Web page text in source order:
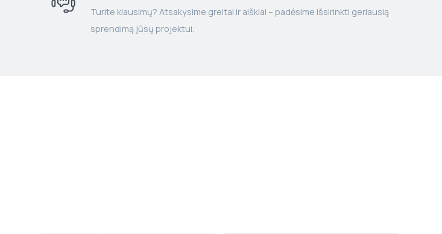
Turite klausimų? Atsakysime greitai ir aiškiai – padėsime išsirinkti geriausią
sprendimą jūsų projektui.